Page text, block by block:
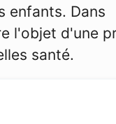
enfants. Dans
l'objet d'une
santé.